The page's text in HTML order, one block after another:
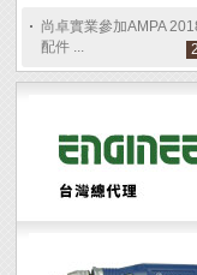
尚卓實業參加AMPA
配件 ...